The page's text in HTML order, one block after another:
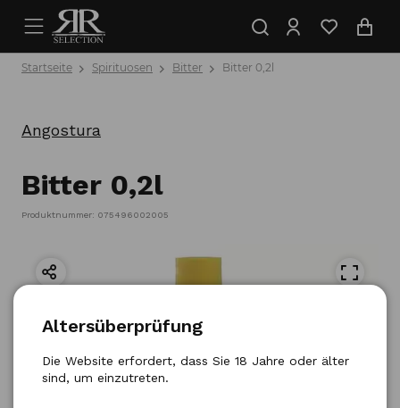
Startseite Spirituosen Bitter Bitter 0,2l
Angostura
Bitter 0,2l
Produktnummer: 075496002005
Altersüberprüfung
Die Website erfordert, dass Sie 18 Jahre oder älter
sind, um einzutreten.